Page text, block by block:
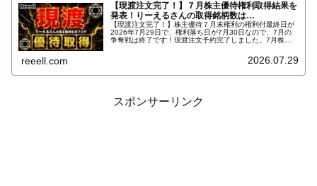
【現渡注文完了！】７月株主優待権利取得結果を
発表！りーえるさんの取得銘柄数は…
【現渡注文完了！】株主優待７月末権利の権利付最終日が
2026年7月29日で、権利落ち日が7月30日なので、7月の
争奪戦は終了です！現渡注文予約完了しました。7月株主
reeell.com 2026.07.29
スポンサーリンク